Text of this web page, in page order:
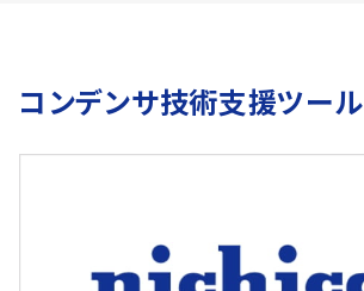
コンデンサ技術支援ツール